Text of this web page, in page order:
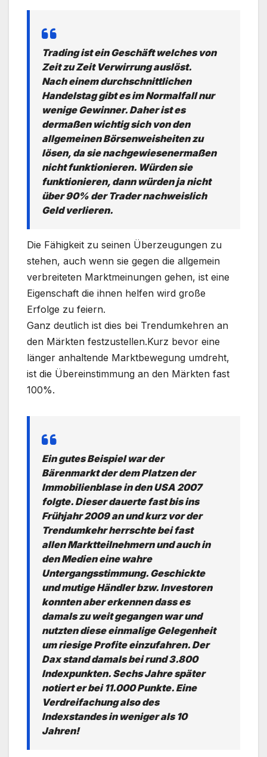
Trading ist ein Geschäft welches von
Zeit zu Zeit Verwirrung auslöst.
Nach einem durchschnittlichen
Handelstag gibt es im Normalfall nur
wenige Gewinner. Daher ist es
dermaßen wichtig sich von den
allgemeinen Börsenweisheiten zu
lösen, da sie nachgewiesenermaßen
nicht funktionieren. Würden sie
funktionieren, dann würden ja nicht
über 90% der Trader nachweislich
Geld verlieren.
Die Fähigkeit zu seinen Überzeugungen zu
stehen, auch wenn sie gegen die allgemein
verbreiteten Marktmeinungen gehen, ist eine
Eigenschaft die ihnen helfen wird große
Erfolge zu feiern.
Ganz deutlich ist dies bei Trendumkehren an
den Märkten festzustellen.Kurz bevor eine
länger anhaltende Marktbewegung umdreht,
ist die Übereinstimmung an den Märkten fast
100%.
Ein gutes Beispiel war der
Bärenmarkt der dem Platzen der
Immobilienblase in den USA 2007
folgte. Dieser dauerte fast bis ins
Frühjahr 2009 an und kurz vor der
Trendumkehr herrschte bei fast
allen Marktteilnehmern und auch in
den Medien eine wahre
Untergangsstimmung. Geschickte
und mutige Händler bzw. Investoren
konnten aber erkennen dass es
damals zu weit gegangen war und
nutzten diese einmalige Gelegenheit
um riesige Profite einzufahren. Der
Dax stand damals bei rund 3.800
Indexpunkten. Sechs Jahre später
notiert er bei 11.000 Punkte. Eine
Verdreifachung also des
Indexstandes in weniger als 10
Jahren!